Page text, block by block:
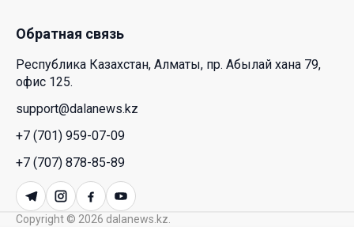
посмертного донорства в Казахстане
Курултай должен стать эффективным
механизмом учета мнения общества – эксперт
21 Июл. 2026 12:02
Обратная связь
Республика Казахстан, Алматы, пр. Абылай хана 79,
офис 125.
support@dalanews.kz
+7 (701) 959-07-09
+7 (707) 878-85-89
Copyright © 2026 dalanews.kz.